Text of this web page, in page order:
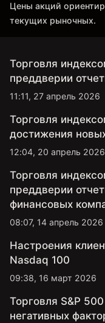
Цены акций
текущих рыночных.
Торговля
преддверии
11:11, 27 апрель 2026
Торговля
достижения
12:04, 20 апрель 2026
Торговля
преддверии
финансовых
08:07, 14 апрель 2026
Настроения
Nasdaq 100
09:38, 16 март 2026
Торговля S&P
негативных